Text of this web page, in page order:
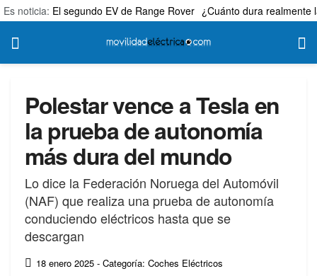
Es noticia: El segundo EV de Range Rover ¿Cuánto dura realmente
Polestar vence a Tesla en
la prueba de autonomía
más dura del mundo
Lo dice la Federación Noruega del Automóvil
(NAF) que realiza una prueba de autonomía
conduciendo eléctricos hasta que se
descargan
18 enero 2025 - Categoría: Coches Eléctricos